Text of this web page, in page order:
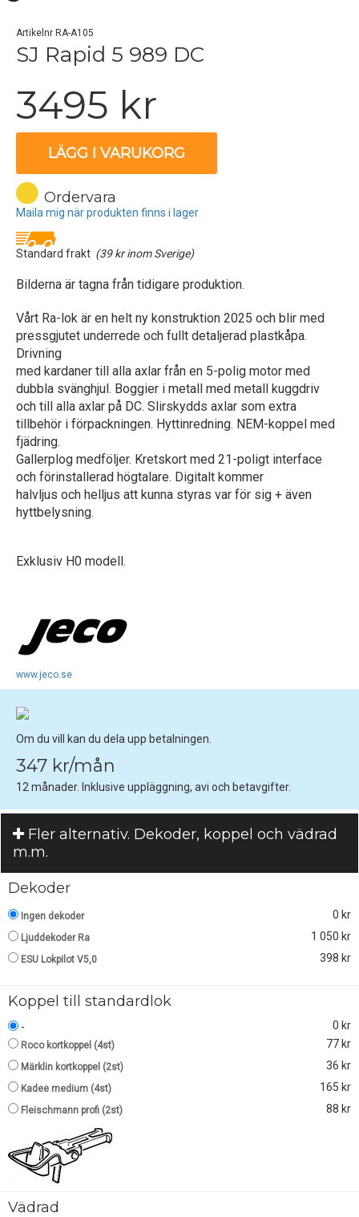
Artikelnr RA-A105
SJ Rapid 5 989 DC
3495 kr
LÄGG I VARUKORG
Ordervara
Maila mig när produkten finns i lager
Standard frakt (39 kr inom Sverige)
Bilderna är tagna från tidigare produktion.
Vårt Ra-lok är en helt ny konstruktion 2025 och blir med
pressgjutet underrede och fullt detaljerad plastkåpa.
Drivning
med kardaner till alla axlar från en 5-polig motor med
dubbla svänghjul. Boggier i metall med metall kuggdriv
och till alla axlar på DC. Slirskydds axlar som extra
tillbehör i förpackningen. Hyttinredning. NEM-koppel med
fjädring.
Gallerplog medföljer. Kretskort med 21-poligt interface
och förinstallerad högtalare. Digitalt kommer
halvljus och helljus att kunna styras var för sig + även
hyttbelysning.
Exklusiv H0 modell.
www.jeco.se
Om du vill kan du dela upp betalningen.
347 kr/mån
12 månader. Inklusive uppläggning, avi och betavgifter.
Fler alternativ. Dekoder, koppel och vädrad
m.m.
Dekoder
Ingen dekoder 0 kr
Ljuddekoder Ra 1 050 kr
ESU Lokpilot V5,0 398 kr
Koppel till standardlok
- 0 kr
Roco kortkoppel (4st) 77 kr
Märklin kortkoppel (2st) 36 kr
Kadee medium (4st) 165 kr
Fleischmann profi (2st) 88 kr
Vädrad